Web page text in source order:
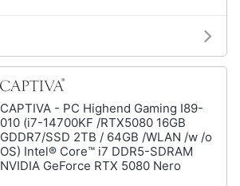
CAPTIVA - PC Highend Gaming I89-
010 (i7-14700KF /RTX5080 16GB
GDDR7/SSD 2TB / 64GB /WLAN /w /o
OS) Intel® Core™ i7 DDR5-SDRAM
NVIDIA GeForce RTX 5080 Nero